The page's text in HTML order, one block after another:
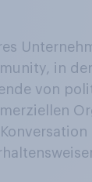
in
von